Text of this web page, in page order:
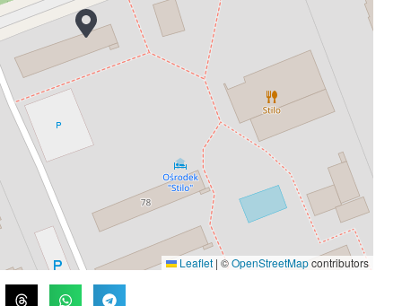
Leaflet | ©OpenStreetMapcontributors